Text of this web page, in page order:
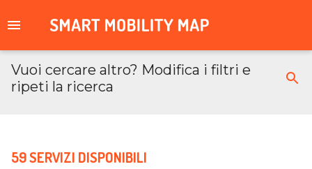
Vuoi cercare altro? Modifica i filtri e
ripeti la ricerca
59 SERVIZI DISPONIBILI